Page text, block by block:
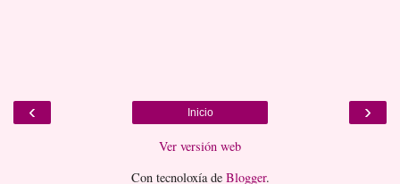
‹ ›
Inicio
Ver versión web
Con tecnoloxía de Blogger.